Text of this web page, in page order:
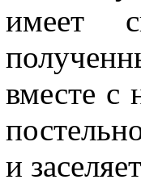
имеет
вместе с
и